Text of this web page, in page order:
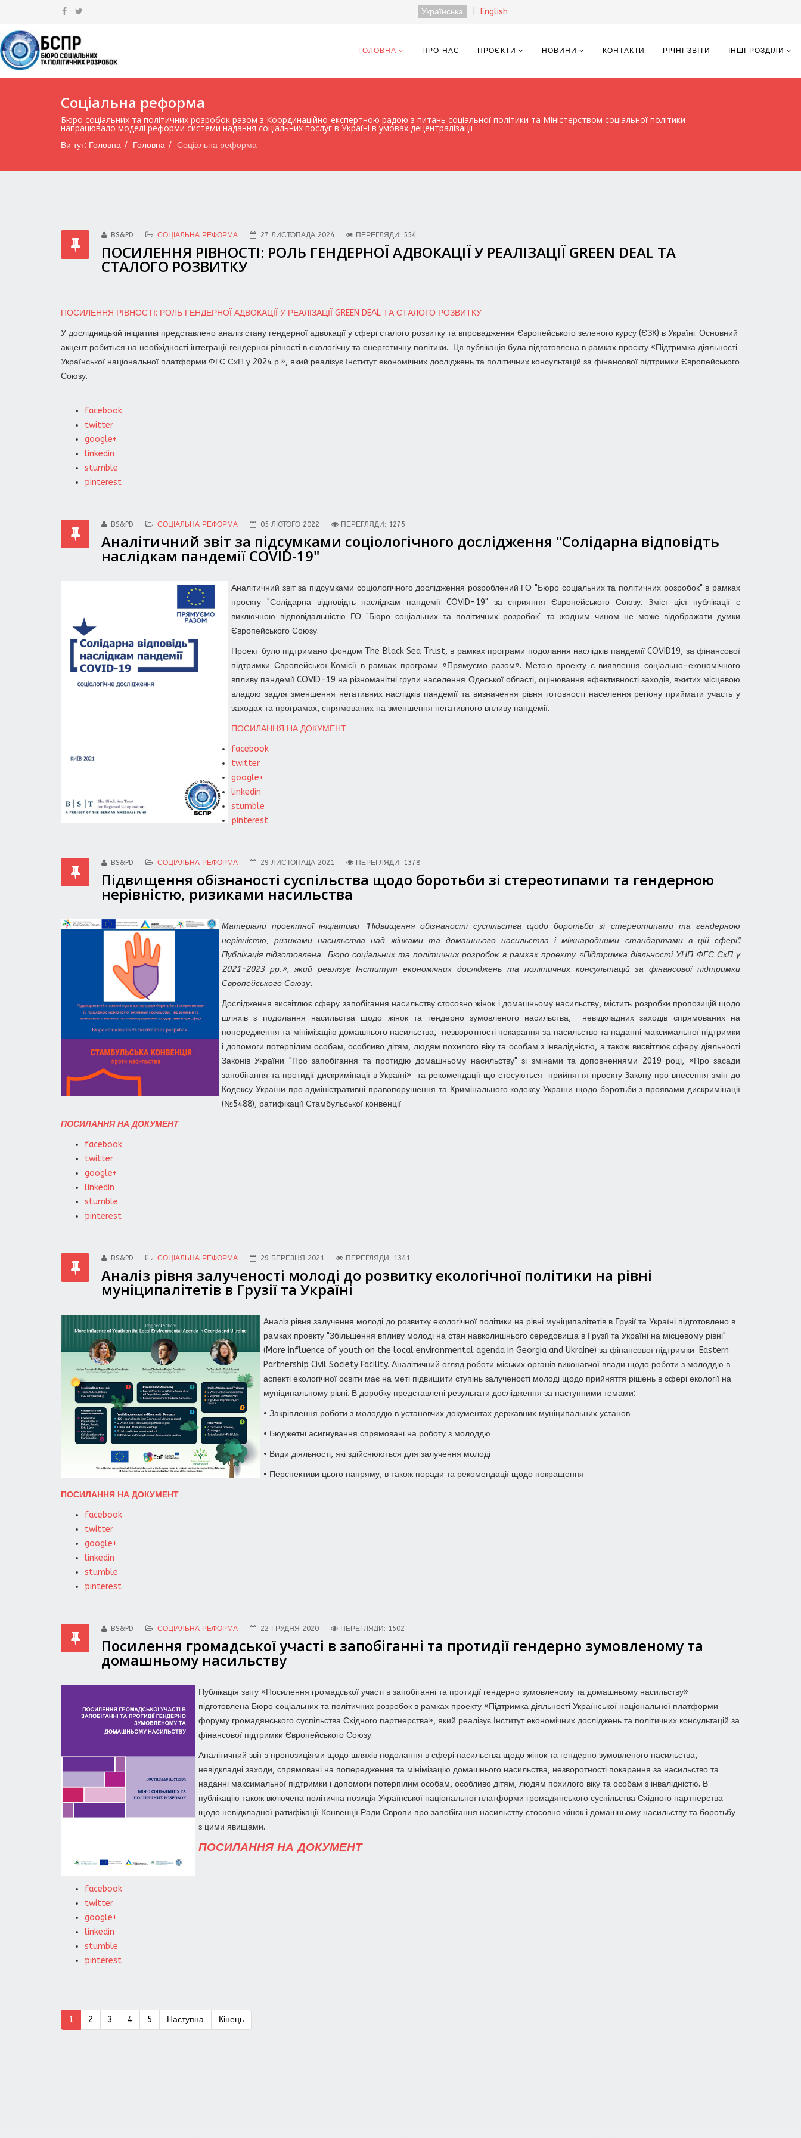
Українська English
ГОЛОВНА ПРО НАС ПРОЄКТИ НОВИНИ КОНТАКТИ РІЧНІ ЗВІТИ ІНШІ РОЗДІЛИ
Соціальна реформа
Бюро соціальних та політичних розробок разом з Координаційно-експертною радою з питань соціальної політики та Міністерством соціальної політики
напрацювало моделі реформи системи надання соціальних послуг в Україні в умовах децентралізації
Ви тут: Головна Головна Соціальна реформа
BS&PD СОЦІАЛЬНА РЕФОРМА 27 ЛИСТОПАДА 2024 ПЕРЕГЛЯДИ: 554
ПОСИЛЕННЯ РІВНОСТІ: РОЛЬ ГЕНДЕРНОЇ АДВОКАЦІЇ У РЕАЛІЗАЦІЇ GREEN DEAL ТА
СТАЛОГО РОЗВИТКУ
ПОСИЛЕННЯ РІВНОСТІ: РОЛЬ ГЕНДЕРНОЇ АДВОКАЦІЇ У РЕАЛІЗАЦІЇ GREEN DEAL ТА СТАЛОГО РОЗВИТКУ
У дослідницькій ініціативі представлено аналіз стану гендерної адвокації у сфері сталого розвитку та впровадження Європейського зеленого курсу (ЄЗК) в Україні. Основний
акцент робиться на необхідності інтеграції гендерної рівності в екологічну та енергетичну політики. Ця публікація була підготовлена в рамках проєкту «Підтримка діяльності
Української національної платформи ФГС СхП у 2024 р.», який реалізує Інститут економічних досліджень та політичних консультацій за фінансової підтримки Європейського
Союзу.
facebook
twitter
google+
linkedin
stumble
pinterest
BS&PD СОЦІАЛЬНА РЕФОРМА 05 ЛЮТОГО 2022 ПЕРЕГЛЯДИ: 1275
Аналітичний звіт за підсумками соціологічного дослідження "Солідарна відповідть
наслідкам пандемії COVID-19"
Аналітичний звіт за підсумками соціологічного дослідження розроблений ГО "Бюро соціальних та політичних розробок" в рамках
проєкту "Солідарна відповідть наслідкам пандемії COVID-19" за сприяння Європейського Союзу. Зміст цієї публікації є
виключною відповідальністю ГО "Бюро соціальних та політичних розробок" та жодним чином не може відображати думки
Європейського Союзу.
Проект було підтримано фондом The Black Sea Trust, в рамках програми подолання наслідків пандемії COVID19, за фінансової
підтримки Європейської Комісії в рамках програми «Прямуємо разом». Метою проекту є виявлення соціально-економічного
впливу пандемії COVID-19 на різноманітні групи населення Одеської області, оцінювання ефективності заходів, вжитих місцевою
владою задля зменшення негативних наслідків пандемії та визначення рівня готовності населення регіону приймати участь у
заходах та програмах, спрямованих на зменшення негативного впливу пандемії.
ПОСИЛАННЯ НА ДОКУМЕНТ
facebook
twitter
google+
linkedin
stumble
pinterest
BS&PD СОЦІАЛЬНА РЕФОРМА 29 ЛИСТОПАДА 2021 ПЕРЕГЛЯДИ: 1378
Підвищення обізнаності суспільства щодо боротьби зі стереотипами та гендерною
нерівністю, ризиками насильства
Матеріали проектної ініціативи "Підвищення обізнаності суспільства щодо боротьби зі стереотипами та гендерною
нерівністю, ризиками насильства над жінками та домашнього насильства і міжнародними стандартами в цій сфері".
Публікація підготовлена Бюро соціальних та політичних розробок в рамках проекту «Підтримка діяльності УНП ФГС СхП у
2021-2023 рр.», який реалізує Інститут економічних досліджень та політичних консультацій за фінансової підтримки
Європейського Союзу.
Дослідження висвітлює сферу запобігання насильству стосовно жінок і домашньому насильству, містить розробки пропозицій щодо
шляхів з подолання насильства щодо жінок та гендерно зумовленого насильства, невідкладних заходів спрямованих на
попередження та мінімізацію домашнього насильства, незворотності покарання за насильство та наданні максимальної підтримки
і допомоги потерпілим особам, особливо дітям, людям похилого віку та особам з інвалідністю, а також висвітлює сферу діяльності
Законів України "Про запобігання та протидію домашньому насильству" зі змінами та доповненнями 2019 році, «Про засади
запобігання та протидії дискримінації в Україні» та рекомендації що стосуються прийняття проекту Закону про внесення змін до
Кодексу України про адміністративні правопорушення та Кримінального кодексу України щодо боротьби з проявами дискримінації
(№5488), ратифікації Стамбульської конвенції
ПОСИЛАННЯ НА ДОКУМЕНТ
facebook
twitter
google+
linkedin
stumble
pinterest
BS&PD СОЦІАЛЬНА РЕФОРМА 29 БЕРЕЗНЯ 2021 ПЕРЕГЛЯДИ: 1341
Аналіз рівня залученості молоді до розвитку екологічної політики на рівні
муніципалітетів в Грузії та Україні
Аналіз рівня залучення молоді до розвитку екологічної політики на рівні муніципалітетів в Грузії та Україні підготовлено в
рамках проекту "Збільшення впливу молоді на стан навколишнього середовища в Грузії та Україні на місцевому рівні"
(More influence of youth on the local environmental agenda in Georgia and Ukraine) за фінансової підтримки Eastern
Partnership Civil Society Facility. Аналітичний огляд роботи міських органів виконавчої влади щодо роботи з молоддю в
аспекті екологічної освіти має на меті підвищити ступінь залученості молоді щодо прийняття рішень в сфері екології на
муніципальному рівні. В доробку представлені результати дослідження за наступними темами:
• Закріплення роботи з молоддю в установчих документах державних муніципальних установ
• Бюджетні асигнування спрямовані на роботу з молоддю
• Види діяльності, які здійснюються для залучення молоді
• Перспективи цього напряму, в також поради та рекомендації щодо покращення
ПОСИЛАННЯ НА ДОКУМЕНТ
facebook
twitter
google+
linkedin
stumble
pinterest
BS&PD СОЦІАЛЬНА РЕФОРМА 22 ГРУДНЯ 2020 ПЕРЕГЛЯДИ: 1502
Посилення громадської участі в запобіганні та протидії гендерно зумовленому та
домашньому насильству
Публікація звіту «Посилення громадської участі в запобіганні та протидії гендерно зумовленому та домашньому насильству»
підготовлена Бюро соціальних та політичних розробок в рамках проекту «Підтримка діяльності Української національної платформи
форуму громадянського суспільства Східного партнерства», який реалізує Інститут економічних досліджень та політичних консультацій за
фінансової підтримки Європейського Союзу.
Аналітичний звіт з пропозиціями щодо шляхів подолання в сфері насильства щодо жінок та гендерно зумовленого насильства,
невідкладні заходи, спрямовані на попередження та мінімізацію домашнього насильства, незворотності покарання за насильство та
наданні максимальної підтримки і допомоги потерпілим особам, особливо дітям, людям похилого віку та особам з інвалідністю. В
публікацію також включена політична позиція Української національної платформи громадянського суспільства Східного партнерства
щодо невідкладної ратифікації Конвенції Ради Європи про запобігання насильству стосовно жінок і домашньому насильству та боротьбу
з цими явищами.
ПОСИЛАННЯ НА ДОКУМЕНТ
facebook
twitter
google+
linkedin
stumble
pinterest
1 2 3 4 5 Наступна Кінець